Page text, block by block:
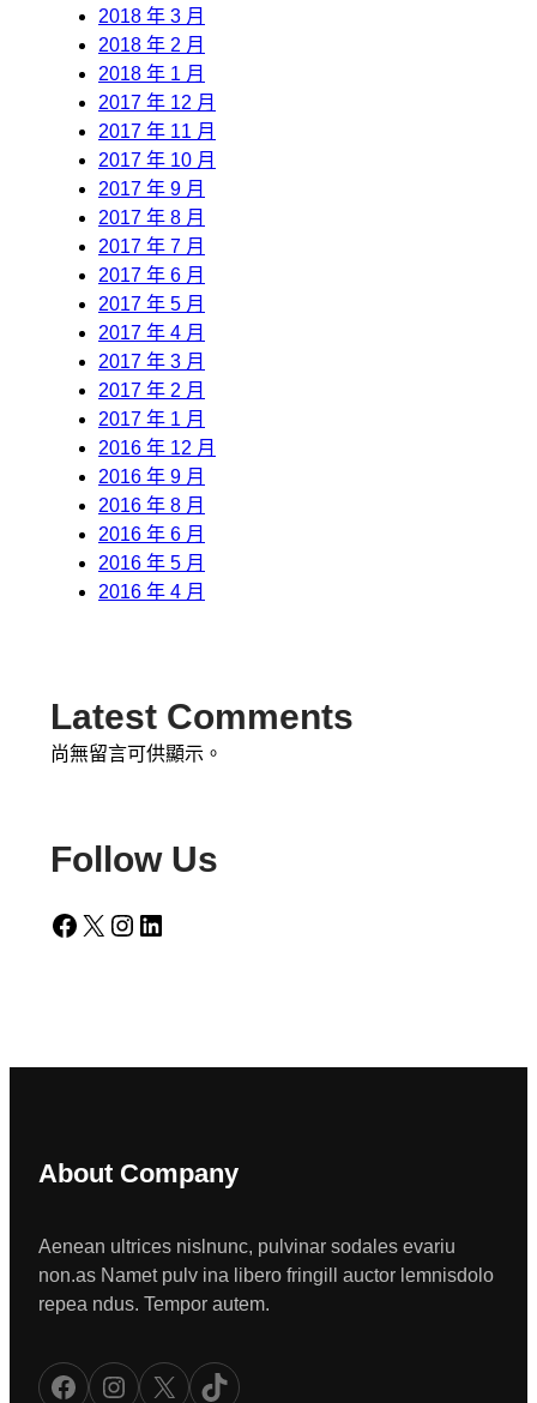
2018 年 3 月
2018 年 2 月
2018 年 1 月
2017 年 12 月
2017 年 11 月
2017 年 10 月
2017 年 9 月
2017 年 8 月
2017 年 7 月
2017 年 6 月
2017 年 5 月
2017 年 4 月
2017 年 3 月
2017 年 2 月
2017 年 1 月
2016 年 12 月
2016 年 9 月
2016 年 8 月
2016 年 6 月
2016 年 5 月
2016 年 4 月
Latest Comments
尚無留言可供顯示。
Follow Us
Facebook X Instagram LinkedIn
About Company
Aenean ultrices nislnunc, pulvinar sodales evariu
non.as Namet pulv ina libero fringill auctor lemnisdolo
repea ndus. Tempor autem.
Facebook Instagram X TikTok